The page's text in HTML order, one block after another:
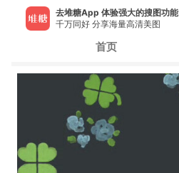
去堆糖App 体验强大的搜图功能
千万同好 分享海量高清美图
首页